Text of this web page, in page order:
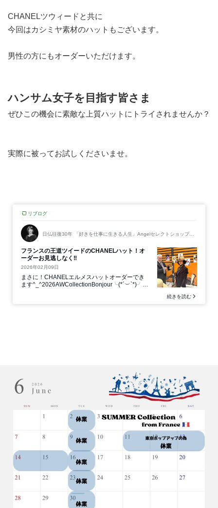
CHANELツウィードと共に
今回はカシミヤ素材のハットもございます。
男性の方にもオーダーいただけます。
ハンサム女子を目指す皆さま
ぜひこの機会に素敵な上質ハットにトライされませんか？
実際に被ってお試しくださいませ。